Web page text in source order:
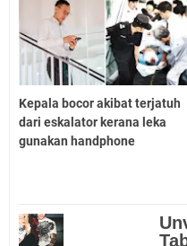
Kepala bocor akibat terjatuh
dari eskalator kerana leka
gunakan handphone